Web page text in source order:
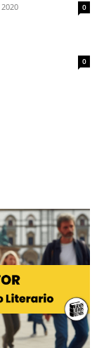
0
0